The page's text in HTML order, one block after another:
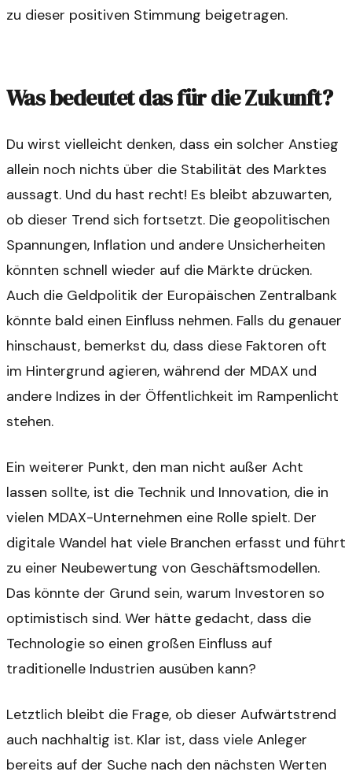
zu dieser positiven Stimmung beigetragen.
Was bedeutet das für die Zukunft?
Du wirst vielleicht denken, dass ein solcher Anstieg
allein noch nichts über die Stabilität des Marktes
aussagt. Und du hast recht! Es bleibt abzuwarten,
ob dieser Trend sich fortsetzt. Die geopolitischen
Spannungen, Inflation und andere Unsicherheiten
könnten schnell wieder auf die Märkte drücken.
Auch die Geldpolitik der Europäischen Zentralbank
könnte bald einen Einfluss nehmen. Falls du genauer
hinschaust, bemerkst du, dass diese Faktoren oft
im Hintergrund agieren, während der MDAX und
andere Indizes in der Öffentlichkeit im Rampenlicht
stehen.
Ein weiterer Punkt, den man nicht außer Acht
lassen sollte, ist die Technik und Innovation, die in
vielen MDAX-Unternehmen eine Rolle spielt. Der
digitale Wandel hat viele Branchen erfasst und führt
zu einer Neubewertung von Geschäftsmodellen.
Das könnte der Grund sein, warum Investoren so
optimistisch sind. Wer hätte gedacht, dass die
Technologie so einen großen Einfluss auf
traditionelle Industrien ausüben kann?
Letztlich bleibt die Frage, ob dieser Aufwärtstrend
auch nachhaltig ist. Klar ist, dass viele Anleger
bereits auf der Suche nach den nächsten Werten